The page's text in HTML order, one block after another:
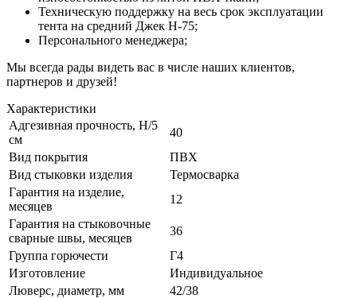
Техническую поддержку на весь срок эксплуатации
тента на средний Джек Н-75;
Персонального менеджера;
Мы всегда рады видеть вас в числе наших клиентов,
партнеров и друзей!
Характеристики
Адгезивная прочность, Н/5
см
40
Вид покрытия
ПВХ
Вид стыковки изделия
Термосварка
Гарантия на изделие,
месяцев
12
Гарантия на стыковочные
сварные швы, месяцев
36
Группа горючести
Г4
Изготовление
Индивидуальное
Люверс, диаметр, мм
42/38